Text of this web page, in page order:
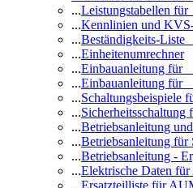
...Leistungstabellen
...Kennlinien und
...Beständigkeits-
...Einheitenumrechner
...Einbauanleitung
...Einbauanleitung für
...
...
...Betriebsanleitung
...Betriebsanleitung
...Betriebsanleitung -
...Elektrische Daten
...Ersatzteilliste für